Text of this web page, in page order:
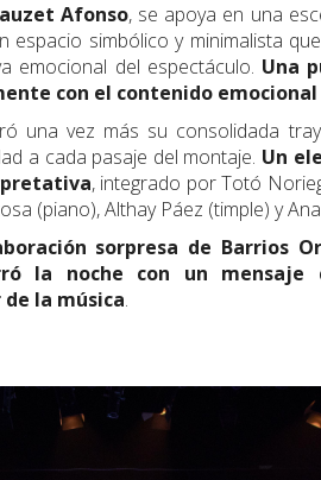
Afonso, se apoya en una
espacio simbólico y minimalista
emocional del espectáculo. Una
con el contenido
una vez más su consolidada
a cada pasaje del montaje. Un
, integrado por Totó
(piano), Althay Páez (timple) y
sorpresa de Barrios
la noche con un mensaje
la música.